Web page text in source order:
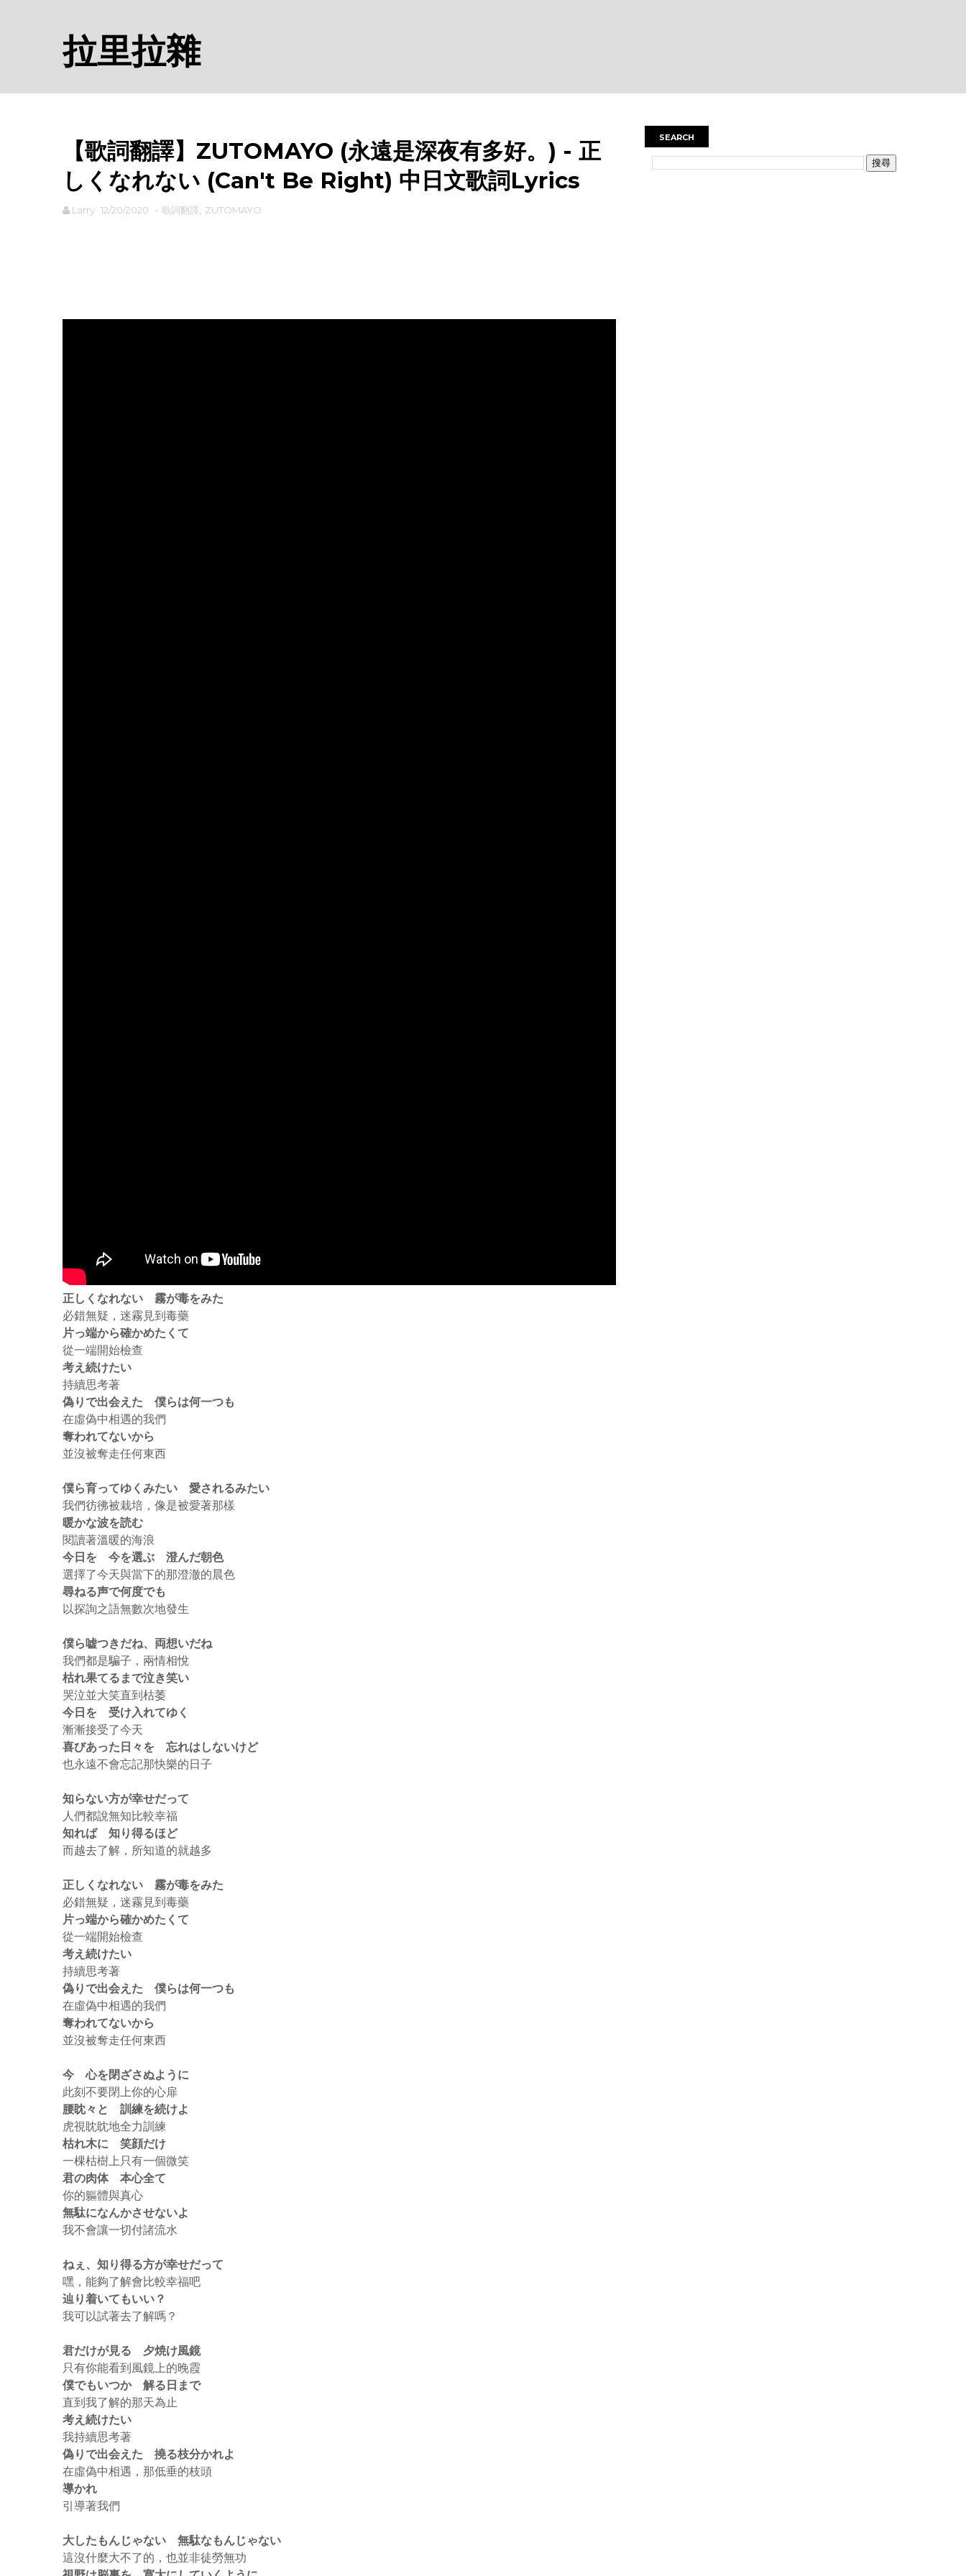
拉里拉雜
【歌詞翻譯】ZUTOMAYO (永遠是深夜有多好。) - 正
しくなれない (Can't Be Right) 中日文歌詞Lyrics
Larry 12/20/2020 - 歌詞翻譯 ZUTOMAYO
正しくなれない 霧が毒をみた
必錯無疑，迷霧見到毒藥
片っ端から確かめたくて
從一端開始檢查
考え続けたい
持續思考著
偽りで出会えた 僕らは何一つも
在虛偽中相遇的我們
奪われてないから
並沒被奪走任何東西
僕ら育ってゆくみたい 愛されるみたい
我們彷彿被栽培，像是被愛著那樣
暖かな波を読む
閱讀著溫暖的海浪
今日を 今を選ぶ 澄んだ朝色
選擇了今天與當下的那澄澈的晨色
尋ねる声で何度でも
以探詢之語無數次地發生
僕ら嘘つきだね、両想いだね
我們都是騙子，兩情相悅
枯れ果てるまで泣き笑い
哭泣並大笑直到枯萎
今日を 受け入れてゆく
漸漸接受了今天
喜びあった日々を 忘れはしないけど
也永遠不會忘記那快樂的日子
知らない方が幸せだって
人們都說無知比較幸福
知れば 知り得るほど
而越去了解，所知道的就越多
正しくなれない 霧が毒をみた
必錯無疑，迷霧見到毒藥
片っ端から確かめたくて
從一端開始檢查
考え続けたい
持續思考著
偽りで出会えた 僕らは何一つも
在虛偽中相遇的我們
奪われてないから
並沒被奪走任何東西
今 心を閉ざさぬように
此刻不要閉上你的心扉
腰眈々と 訓練を続けよ
虎視眈眈地全力訓練
枯れ木に 笑顔だけ
一棵枯樹上只有一個微笑
君の肉体 本心全て
你的軀體與真心
無駄になんかさせないよ
我不會讓一切付諸流水
ねぇ、知り得る方が幸せだって
嘿，能夠了解會比較幸福吧
辿り着いてもいい？
我可以試著去了解嗎？
君だけが見る 夕焼け風鏡
只有你能看到風鏡上的晚霞
僕でもいつか 解る日まで
直到我了解的那天為止
考え続けたい
我持續思考著
偽りで出会えた 撓る枝分かれよ
在虛偽中相遇，那低垂的枝頭
導かれ
引導著我們
大したもんじゃない 無駄なもんじゃない
這沒什麼大不了的，也並非徒勞無功
SEARCH